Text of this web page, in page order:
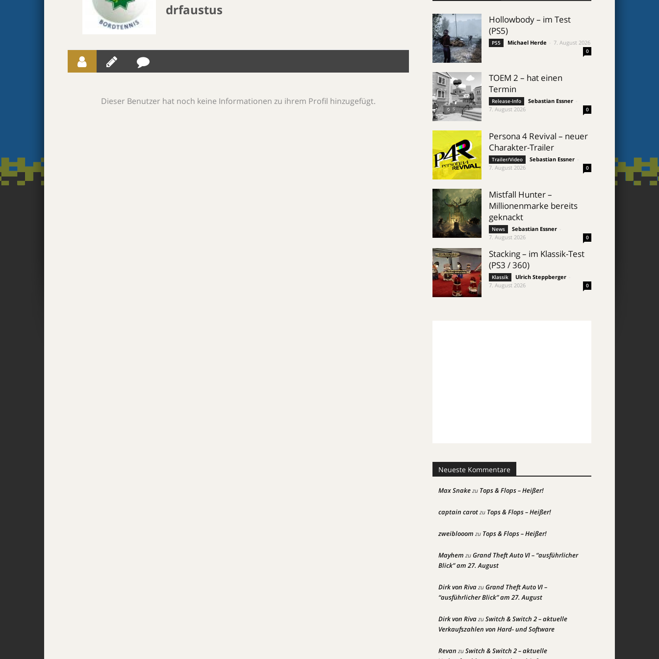
drfaustus
Dieser Benutzer hat noch keine Informationen zu ihrem Profil hinzugefügt.
Hollowbody – im Test
(PS5)
PS5 Michael Herde 7. August 2026
0
TOEM 2 – hat einen
Termin
Release-Info Sebastian Essner
7. August 2026
0
Persona 4 Revival – neuer
Charakter-Trailer
Trailer/Video Sebastian Essner
7. August 2026
0
Mistfall Hunter –
Millionenmarke bereits
geknackt
News Sebastian Essner
7. August 2026
0
Stacking – im Klassik-Test
(PS3 / 360)
Klassik Ulrich Steppberger
7. August 2026
0
Neueste Kommentare
Max Snakezu Tops & Flops – Heißer!
captain carotzu Tops & Flops – Heißer!
zweiblooom zu Tops & Flops – Heißer!
Mayhem zuGrand Theft Auto VI – “ausführlicher
Blick” am 27. August
Dirk von RivazuGrand Theft Auto VI –
“ausführlicher Blick” am 27. August
Dirk von RivazuSwitch & Switch 2 – aktuelle
Verkaufszahlen von Hard- und Software
Revan zuSwitch & Switch 2 – aktuelle